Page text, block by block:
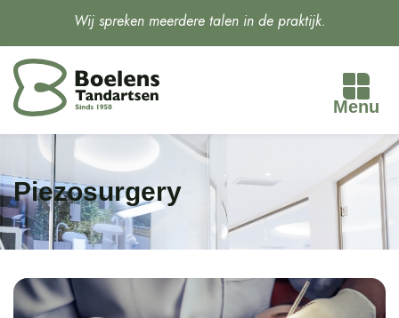
Wij spreken meerdere talen in de praktijk.
Menu
Piezosurgery